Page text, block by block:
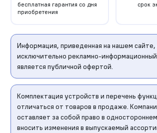
бесплатная гарантия со дня
приобретения
срок
Информация, приведенная на нашем сайте,
исключительно рекламно-
является публичной офертой.
Комплектация устройств и перечень
отличаться от товаров в продаже.
оставляет за собой право в
вносить изменения в выпускаемый